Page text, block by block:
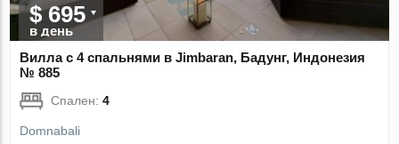
$ 695
в день
Вилла с 4 спальнями в Jimbaran, Бадунг, Индонезия
№ 885
Спален:4
Domnabali